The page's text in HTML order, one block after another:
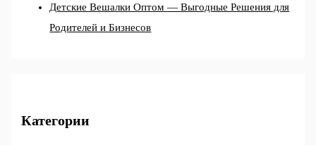
Детские Вешалки Оптом — Выгодные Решения для
Родителей и Бизнесов
Категории